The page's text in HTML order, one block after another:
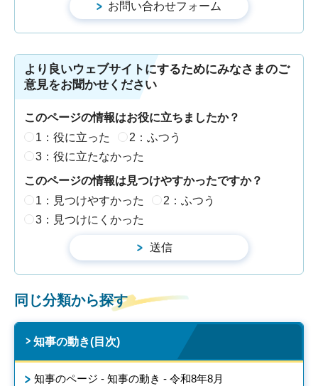
より良いウェブサイトにするためにみなさまのご
意見をお聞かせください
このページの情報はお役に立ちましたか？
1：役に立った
2：ふつう
3：役に立たなかった
このページの情報は見つけやすかったですか？
1：見つけやすかった
2：ふつう
3：見つけにくかった
同じ分類から探す
知事の動き(目次)
知事のページ - 知事の動き - 令和8年8月